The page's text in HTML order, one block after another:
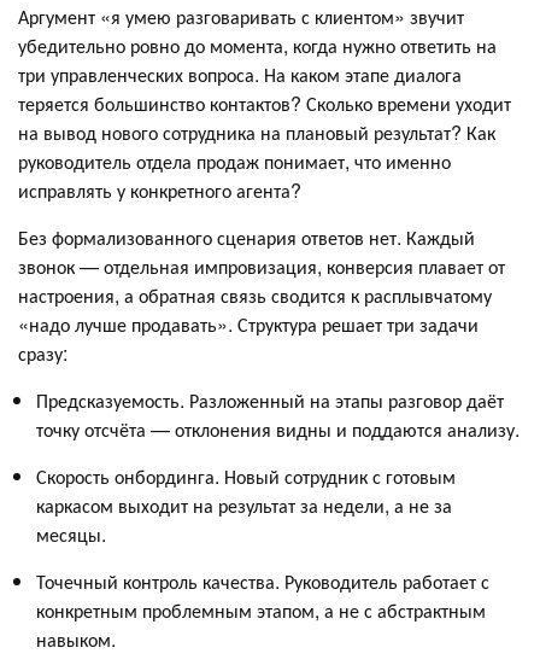
Аргумент «я умею разговаривать с клиентом» звучит
убедительно ровно до момента, когда нужно ответить на
три управленческих вопроса. На каком этапе диалога
теряется большинство контактов? Сколько времени уходит
на вывод нового сотрудника на плановый результат? Как
руководитель отдела продаж понимает, что именно
исправлять у конкретного агента?
Без формализованного сценария ответов нет. Каждый
звонок — отдельная импровизация, конверсия плавает от
настроения, а обратная связь сводится к расплывчатому
«надо лучше продавать». Структура решает три задачи
сразу:
Предсказуемость. Разложенный на этапы разговор даёт
точку отсчёта — отклонения видны и поддаются анализу.
Скорость онбординга. Новый сотрудник с готовым
каркасом выходит на результат за недели, а не за
месяцы.
Точечный контроль качества. Руководитель работает с
конкретным проблемным этапом, а не с абстрактным
навыком.